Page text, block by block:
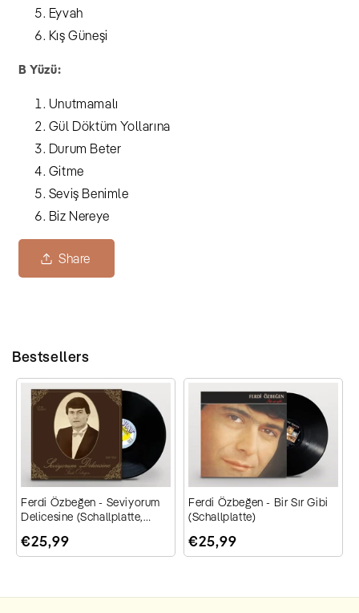
Eyvah
Kış Güneşi
B Yüzü:
Unutmamalı
Gül Döktüm Yollarına
Durum Beter
Gitme
Seviş Benimle
Biz Nereye
Share
Bestsellers
Ferdi Özbeğen - Seviyorum
Delicesine (Schallplatte,
€25,99
Ferdi Özbeğen - Bir Sır Gibi
(Schallplatte)
€25,99